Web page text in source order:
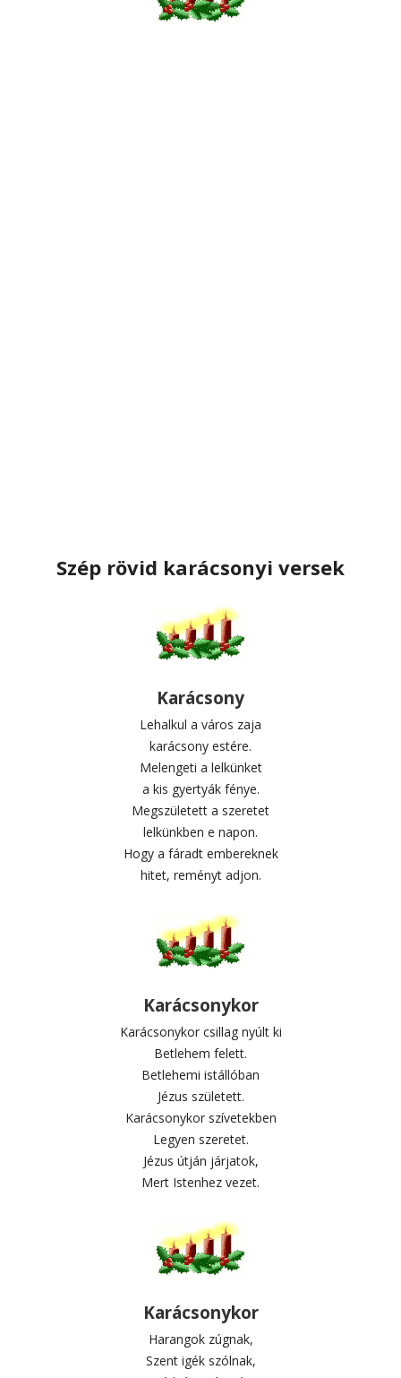
Szép rövid karácsonyi versek
Karácsony
Lehalkul a város zaja
karácsony estére.
Melengeti a lelkünket
a kis gyertyák fénye.
Megszületett a szeretet
lelkünkben e napon.
Hogy a fáradt embereknek
hitet, reményt adjon.
Karácsonykor
Karácsonykor csillag nyúlt ki
Betlehem felett.
Betlehemi istállóban
Jézus született.
Karácsonykor szívetekben
Legyen szeretet.
Jézus útján járjatok,
Mert Istenhez vezet.
Karácsonykor
Harangok zúgnak,
Szent igék szólnak,